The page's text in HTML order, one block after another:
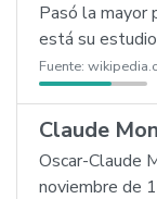
Pasó la mayor
está su
Fuente:
Claude
Oscar-Claude
noviembre de